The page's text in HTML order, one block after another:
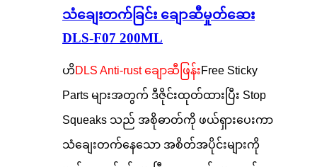
သံချေးတက်ခြင်း ချောဆီမှုတ်ဆေး
DLS-F07 200ML
ဟိDLS Anti-rust ချောဆီဖြန်းFree Sticky
Parts များအတွက် ဒီဇိုင်းထုတ်ထားပြီး Stop
Squeaks သည် အစိုဓာတ်ကို ဖယ်ရှားပေးကာ
သံချေးတက်နေသော အစိတ်အပိုင်းများကို